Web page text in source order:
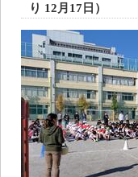
り 12月17日）